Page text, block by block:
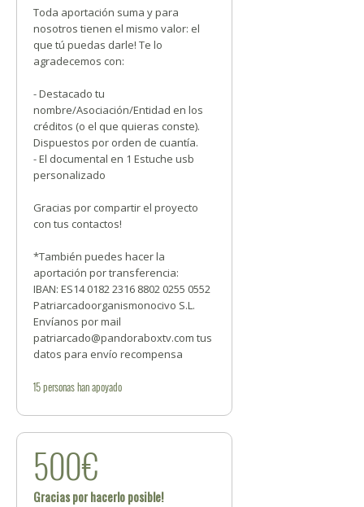
Toda aportación suma y para
nosotros tienen el mismo valor: el
que tú puedas darle! Te lo
agradecemos con:
- Destacado tu
nombre/Asociación/Entidad en los
créditos (o el que quieras conste).
Dispuestos por orden de cuantía.
- El documental en 1 Estuche usb
personalizado
Gracias por compartir el proyecto
con tus contactos!
*También puedes hacer la
aportación por transferencia:
IBAN: ES14 0182 2316 8802 0255 0552
Patriarcadoorganismonocivo S.L.
Envíanos por mail
patriarcado@pandoraboxtv.com tus
datos para envío recompensa
15personashan apoyado
500€
Gracias por hacerlo posible!